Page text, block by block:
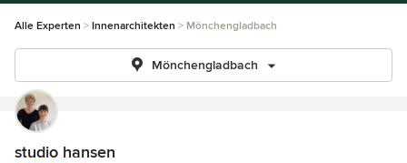
Alle Experten Innenarchitekten Mönchengladbach
Mönchengladbach
studio hansen